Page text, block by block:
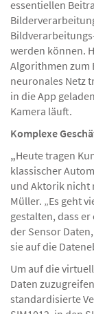
essentiellen
werden können.
Algorithmen zum
neuronales Netz
in die App
Kamera läuft.
Komplexe
„Heute tragen
klassischer
und Aktorik nicht
Müller. „Es geht
gestalten, dass
der Sensor
sie auf die
Um auf die
Daten
standardisierte